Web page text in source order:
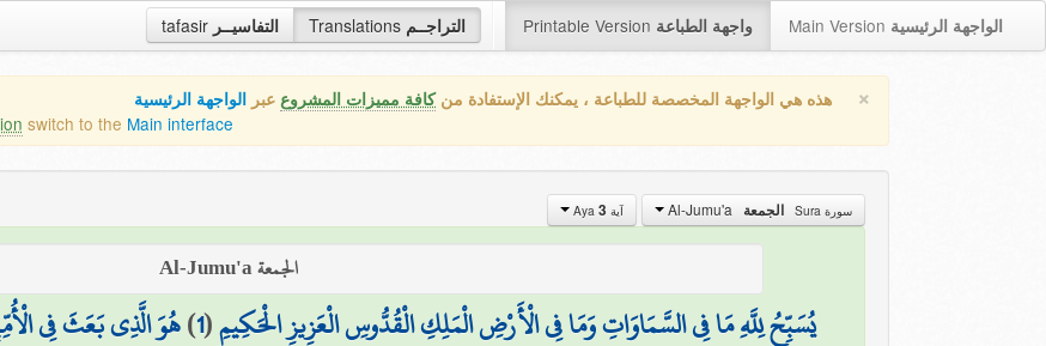
tafasir التفاسيــر Translations التراجــم Printable Version واجهة الطباعة Main Version الواجهة الرئيسية
× هذه هي الواجهة المخصصة للطباعة ، يمكنك الإستفادة منكافة مميزات المشروع عبر الواجهة الرئيسية
switch to the Main interface
سورة Sura الجمعة آية Aya 3
الجمعة Al-Jumu'a
يُسَبِّحُ لِلَّهِ مَا فِي السَّمَاوَاتِ وَمَا فِي الْأَرْضِ الْمَلِكِ الْقُدُّوسِ الْعَزِيزِ الْحَكِيمِ(
1
)هُوَ الَّذِي بَعَثَ فِي